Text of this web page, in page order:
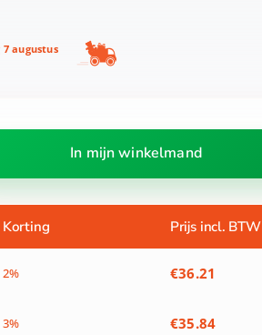
augustus
In mijn winkelmand
Korting Prijs incl. BTW
2% €36.21
3% €35.84